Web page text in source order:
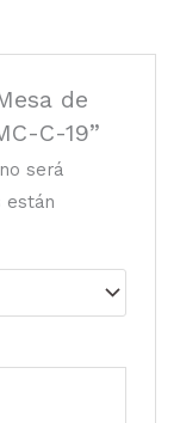
de
C-19”
será
están